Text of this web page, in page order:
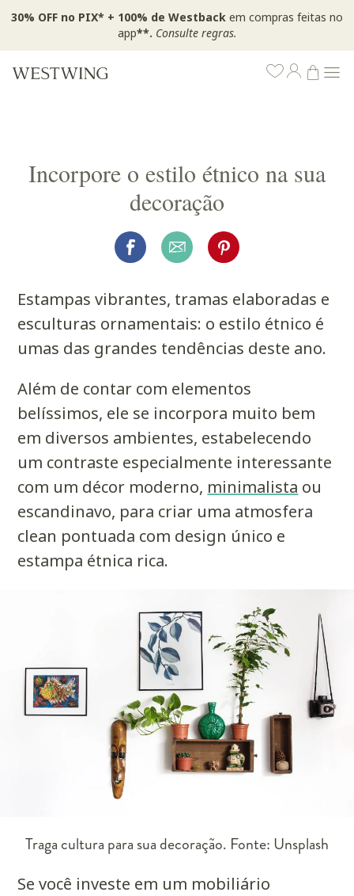
30% OFF no PIX* + 100% de Westback em compras feitas no
app**. Consulte regras.
Incorpore o estilo étnico na sua
decoração
Estampas vibrantes, tramas elaboradas e
esculturas ornamentais: o estilo étnico é
umas das grandes tendências deste ano.
Além de contar com elementos
belíssimos, ele se incorpora muito bem
em diversos ambientes, estabelecendo
um contraste especialmente interessante
com um décor moderno, minimalista ou
escandinavo, para criar uma atmosfera
clean pontuada com design único e
estampa étnica rica.
Traga cultura para sua decoração. Fonte: Unsplash
Se você investe em um mobiliário